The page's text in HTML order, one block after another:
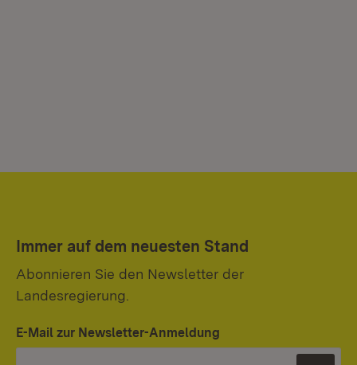
Immer auf dem neuesten Stand
Abonnieren Sie den Newsletter der
Landesregierung.
E-Mail zur Newsletter-Anmeldung